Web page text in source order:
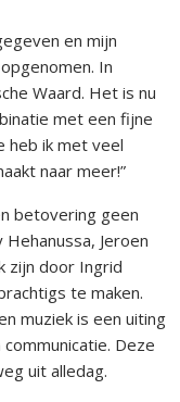
en mijn
In
Waard. Het is nu
met een fijne
heb ik met veel
naar meer!”
betovering geen
Jeroen
zijn door Ingrid
te maken.
muziek is een uiting
Deze
uit alledag.